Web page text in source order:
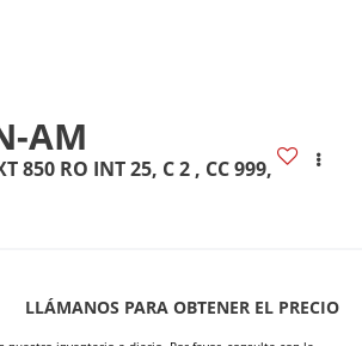
AM
850 RO INT 25, C 2 , CC 999,
LLÁMANOS PARA OBTENER EL PRECIO